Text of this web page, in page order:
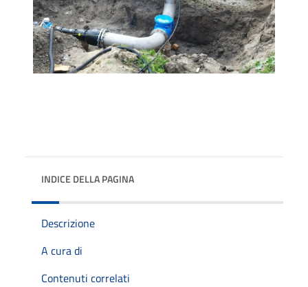
INDICE DELLA PAGINA
Descrizione
A cura di
Contenuti correlati